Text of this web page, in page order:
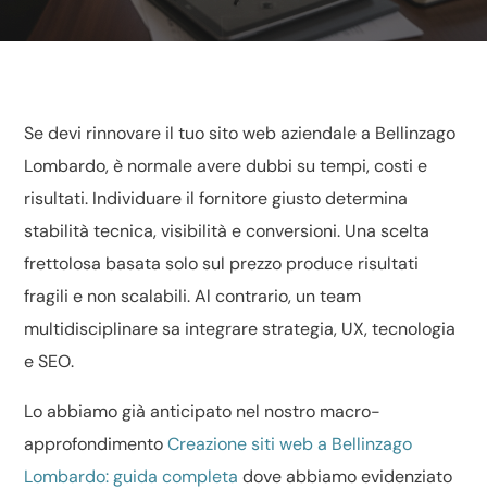
Se devi rinnovare il tuo sito web aziendale a Bellinzago
Lombardo, è normale avere dubbi su tempi, costi e
risultati. Individuare il fornitore giusto determina
stabilità tecnica, visibilità e conversioni. Una scelta
frettolosa basata solo sul prezzo produce risultati
fragili e non scalabili. Al contrario, un team
multidisciplinare sa integrare strategia, UX, tecnologia
e SEO.
Lo abbiamo già anticipato nel nostro macro-
approfondimentoCreazione siti web a Bellinzago
Lombardo: guida completa dove abbiamo evidenziato